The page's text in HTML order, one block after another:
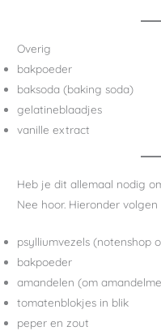
Overig
bakpoeder
baksoda (baking soda)
gelatineblaadjes
vanille extract
Heb je dit allemaal nodig
Nee hoor. Hieronder
psylliumvezels (notenshop
bakpoeder
amandelen (om
tomatenblokjes in blik
peper en zout